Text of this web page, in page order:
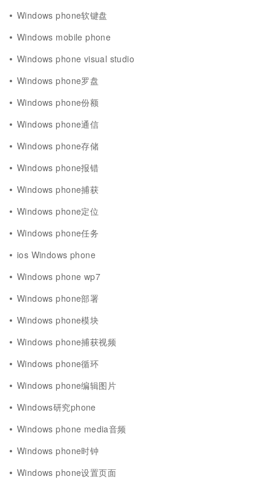
Windows phone软键盘
Windows mobile phone
Windows phone visual studio
Windows phone罗盘
Windows phone份额
Windows phone通信
Windows phone存储
Windows phone报错
Windows phone捕获
Windows phone定位
Windows phone任务
ios Windows phone
Windows phone wp7
Windows phone部署
Windows phone模块
Windows phone捕获视频
Windows phone循环
Windows phone编辑图片
Windows研究phone
Windows phone media音频
Windows phone时钟
Windows phone设置页面